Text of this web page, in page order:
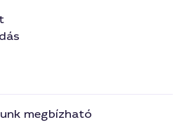
megbízható